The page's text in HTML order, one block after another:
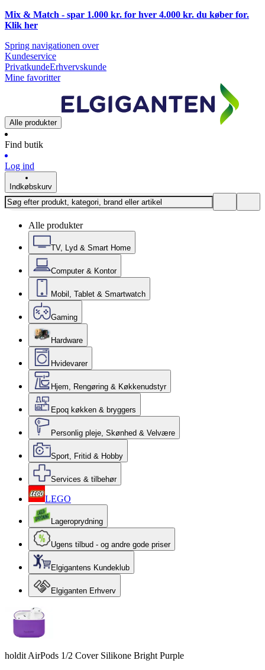
Mix & Match - spar 1.000 kr. for hver 4.000 kr. du køber for.
Klik her
Spring navigationen over
Kundeservice
PrivatkundeErhvervskunde
Mine favoritter
Alle produkter
Find butik
Log ind
Indkøbskurv
Alle produkter
TV, Lyd & Smart Home
Computer & Kontor
Mobil, Tablet & Smartwatch
Gaming
Hardware
Hvidevarer
Hjem, Rengøring & Køkkenudstyr
Epoq køkken & bryggers
Personlig pleje, Skønhed & Velvære
Sport, Fritid & Hobby
Services & tilbehør
LEGO
Lageroprydning
Ugens tilbud - og andre gode priser
Elgigantens Kundeklub
Elgiganten Erhverv
holdit AirPods 1/2 Cover Silikone Bright Purple